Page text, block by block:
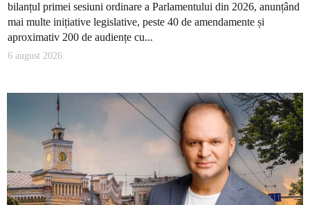
bilanțul primei sesiuni ordinare a Parlamentului din 2026, anunțând
mai multe inițiative legislative, peste 40 de amendamente și
aproximativ 200 de audiențe cu...
6 august 2026